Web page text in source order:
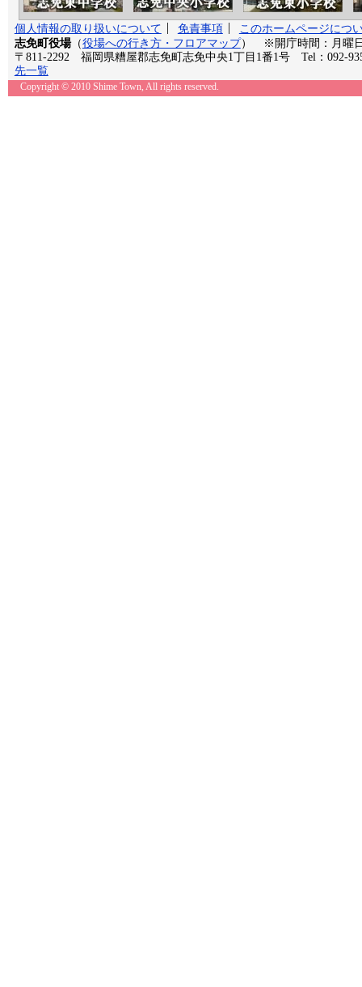
個人情報の取り扱いについて 免責事項
このホームページにつ
志免町役場（役場への行き方・フロアマップ） ※開庁時間：月曜日
〒811-2292 福岡県糟屋郡志免町志免中央1丁目1番1号 Tel：092-
先一覧
Copyright © 2010 Shime Town, All rights reserved.